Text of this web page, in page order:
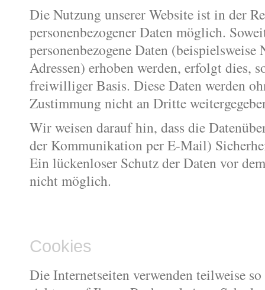
Die Nutzung unserer Website ist in der
personenbezogener Daten möglich.
personenbezogene Daten
Adressen) erhoben werden, erfolgt dies,
freiwilliger Basis. Diese Daten werden
Zustimmung nicht an Dritte
Wir weisen darauf hin, dass die
der Kommunikation per E-Mail)
Ein lückenloser Schutz der Daten vor
nicht möglich.
Cookies
Die Internetseiten verwenden teilweise